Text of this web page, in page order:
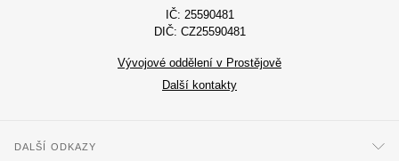
IČ: 25590481
DIČ: CZ25590481
Vývojové oddělení v Prostějově
Další kontakty
DALŠÍ ODKAZY